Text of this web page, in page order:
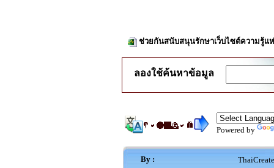
ช่วยกันสนับสนุนรักษาเว็บไซต์ความรู้แ
ลองใช้ค้นหาข้อมูล
Powered by
By :